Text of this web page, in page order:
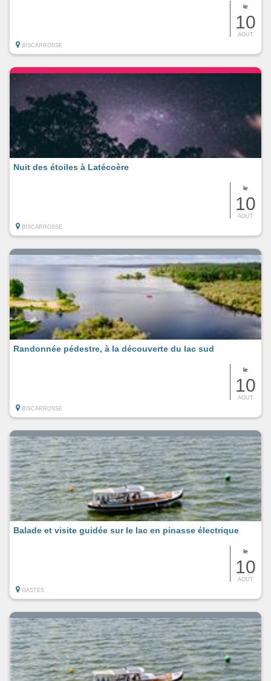
le
10
AOUT
BISCARROSSE
le
10
AOUT
Nuit des étoiles à Latécoère
BISCARROSSE
le
10
AOUT
Randonnée pédestre, à la découverte du lac sud
BISCARROSSE
le
10
AOUT
Balade et visite guidée sur le lac en pinasse électrique
GASTES